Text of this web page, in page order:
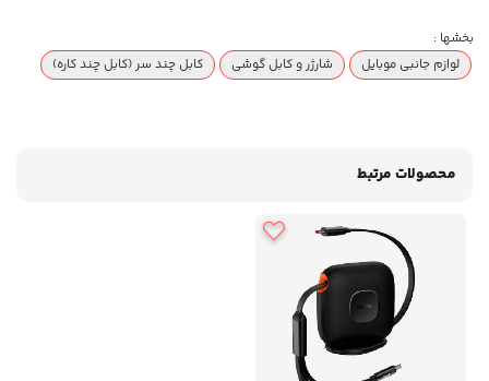
بخشها :
لوازم جانبی موبایل
شارژر و کابل گوشی کابل چند سر (کابل چند کاره)
محصولات مرتبط